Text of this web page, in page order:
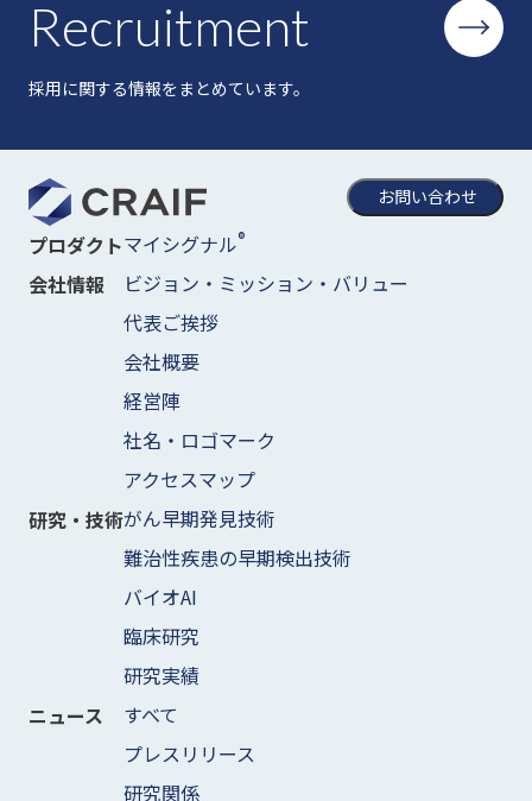
Recruitment
採用に関する情報をまとめています。
お問い合わせ
プロダクトマイシグナル®
会社情報
ビジョン・ミッション・バリュー
代表ご挨拶
会社概要
経営陣
社名・ロゴマーク
アクセスマップ
研究・技術がん早期発見技術
難治性疾患の早期検出技術
バイオAI
臨床研究
研究実績
ニュース
すべて
プレスリリース
研究関係